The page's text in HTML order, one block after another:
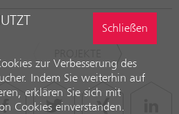
Schließen
zur Verbesserung des
Indem Sie weiterhin auf
erklären Sie sich mit
Cookies einverstanden.